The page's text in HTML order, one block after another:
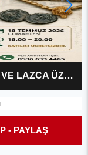
RIZE ZERDALI SANAT'DA "LAZLAR VE LAZCA ÜZERINE?" KÜLTÜR SÖYLEŞISI
- PAYLAŞ